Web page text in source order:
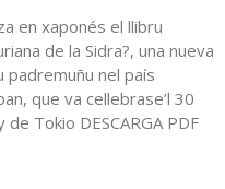
en xaponés el llibru
de la Sidra?, una nueva
nel país
que va cellebrase’l 30
de Tokio DESCARGA PDF